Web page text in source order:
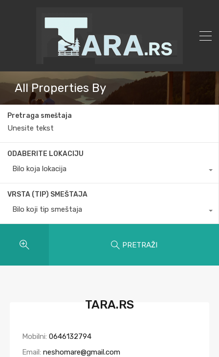
All Properties By
Pretraga smeštaja
ODABERITE LOKACIJU
Bilo koja lokacija
VRSTA (TIP) SMEŠTAJA
Bilo koji tip smeštaja
PRETRAŽI
TARA.RS
Mobilni: 0646132794
Email: neshomare@gmail.com